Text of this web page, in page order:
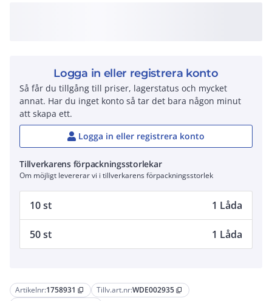
Artikelnr:1758931 content_copy Tillv.art.nr:WDE002935 content_copy
Logga in eller registrera konto
Så får du tillgång till priser, lagerstatus och mycket
annat. Har du inget konto så tar det bara någon minut
att skapa ett.
Logga in eller registrera konto
Tillverkarens förpackningsstorlekar
Om möjligt levererar vi i tillverkarens förpackningsstorlek
10 st 1 Låda
50 st 1 Låda